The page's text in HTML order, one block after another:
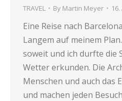
TRAVEL By Martin Meyer
Eine Reise nach
Langem auf meinem
soweit und ich durfte die
Wetter erkunden. Die
Menschen und auch das
und machen jeden